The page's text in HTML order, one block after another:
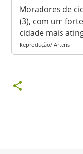
Moradores de
(3), com um
cidade mais
Reprodução/ Arteris